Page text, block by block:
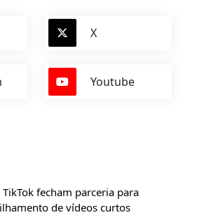
X
Youtube
TikTok fecham parceria para
de vídeos curtos